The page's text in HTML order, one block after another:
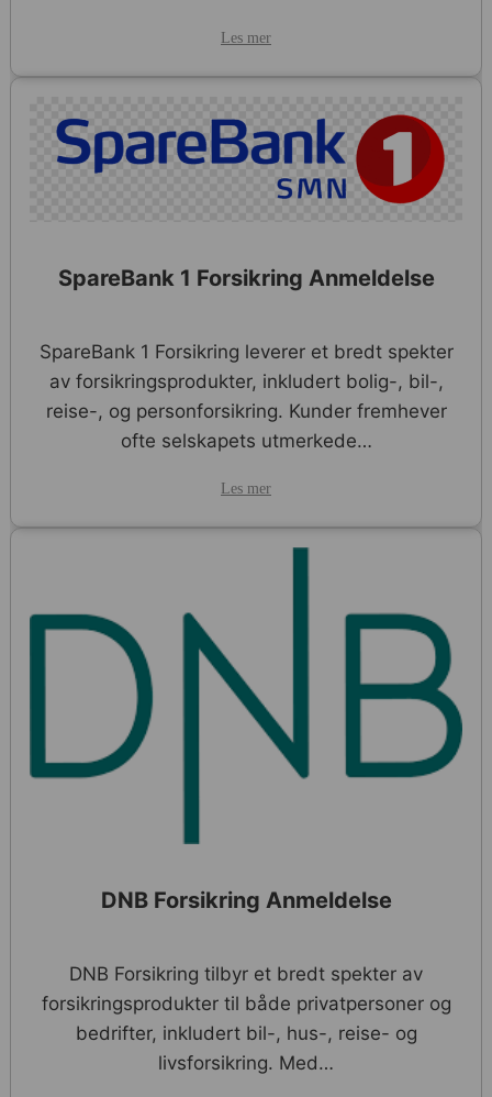
Les mer
SpareBank 1 Forsikring Anmeldelse
SpareBank 1 Forsikring leverer et bredt spekter
av forsikringsprodukter, inkludert bolig-, bil-,
reise-, og personforsikring. Kunder fremhever
ofte selskapets utmerkede…
Les mer
DNB Forsikring Anmeldelse
DNB Forsikring tilbyr et bredt spekter av
forsikringsprodukter til både privatpersoner og
bedrifter, inkludert bil-, hus-, reise- og
livsforsikring. Med…